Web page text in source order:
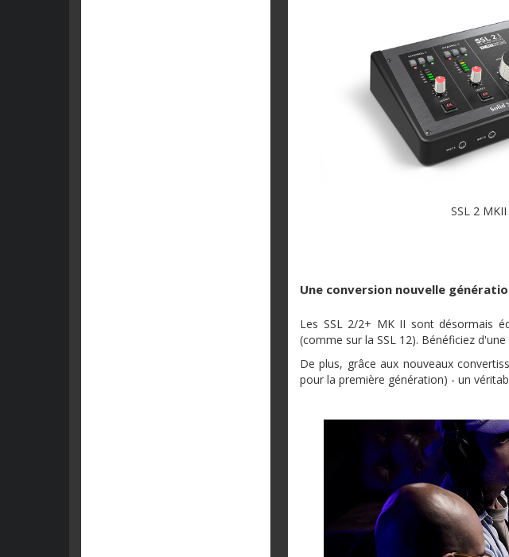
SSL 2 MKII
Une conversion nouvelle
Les SSL 2/2+ MK II sont désormais
(comme sur la SSL 12). Bénéficiez
De plus, grâce aux nouveaux
pour la première génération) - un